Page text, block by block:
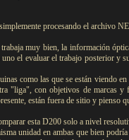
procesando el archivo
muy bien, la información
el evaluar el trabajo posterior y
como las que se están viendo
"liga", con objetivos de marcas
están fuera de sitio y pienso
esta D200 solo a nivel
unidad en ambas que bien